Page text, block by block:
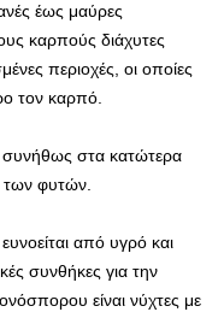
έως μαύρες
καρπούς διάχυτες
περιοχές, οι οποίες
τον καρπό.
στα κατώτερα
των φυτών.
από υγρό και
συνθήκες για την
είναι νύχτες με